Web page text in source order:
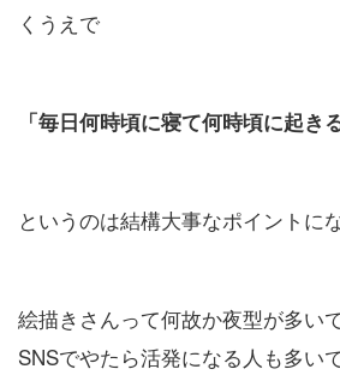
くうえで
「毎日何時頃に寝て何時頃に起き
というのは結構大事なポイントに
絵描きさんって何故か夜型が多い
SNSでやたら活発になる人も多い